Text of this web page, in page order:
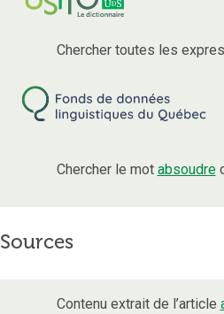
Chercher toutes les
Chercher le mot absoudre
Sources
Contenu extrait de l’article